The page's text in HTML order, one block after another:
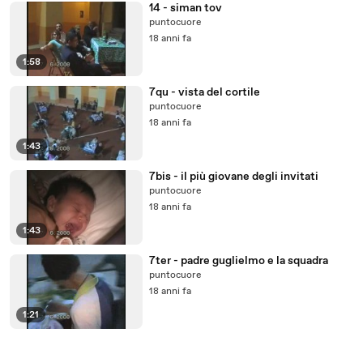
1:58
14 - siman tov
puntocuore
18 anni fa
1:43
7qu - vista del cortile
puntocuore
18 anni fa
1:43
7bis - il più giovane degli invitati
puntocuore
18 anni fa
1:21
7ter - padre guglielmo e la squadra
puntocuore
18 anni fa